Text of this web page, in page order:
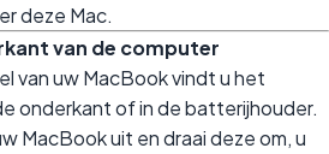
deze Mac.
van de computer
van uw MacBook vindt u het
onderkant of in de batterijhouder.
MacBook uit en draai deze om, u